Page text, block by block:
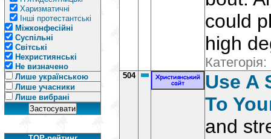
Харизматичні
Інші протестантські
Міжконфесійні
Суспільні
Світські
Нехристиянські
Не визначено
Лише українською
Лише учасники
Лише вибрані
could
high
Категорія:
504
Use A
To
and